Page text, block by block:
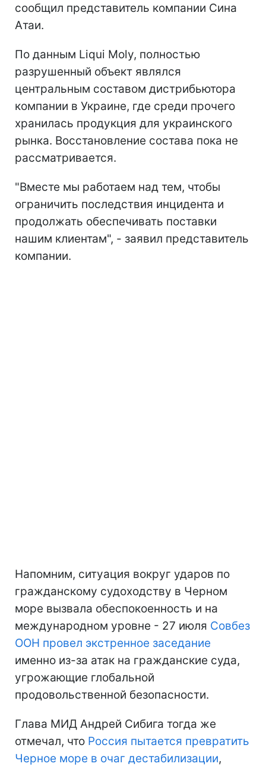
сообщил представитель компании Сина
Атаи.
По данным Liqui Moly, полностью
разрушенный объект являлся
центральным составом дистрибьютора
компании в Украине, где среди прочего
хранилась продукция для украинского
рынка. Восстановление состава пока не
рассматривается.
"Вместе мы работаем над тем, чтобы
ограничить последствия инцидента и
продолжать обеспечивать поставки
нашим клиентам", - заявил представитель
компании.
Напомним, ситуация вокруг ударов по
гражданскому судоходству в Черном
море вызвала обеспокоенность и на
международном уровне - 27 июля Совбез
ООН провел экстренное заседание
именно из-за атак на гражданские суда,
угрожающие глобальной
продовольственной безопасности.
Глава МИД Андрей Сибига тогда же
отмечал, что Россия пытается превратить
Черное море в очаг дестабилизации,